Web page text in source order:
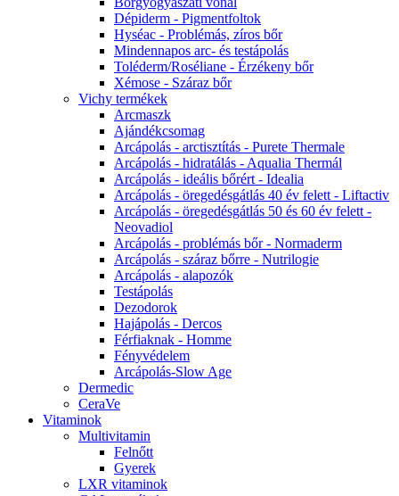
Dépiderm - Pigmentfoltok
Hyséac - Problémás, zíros bőr
Mindennapos arc- és testápolás
Toléderm/Roséliane - Érzékeny bőr
Xémose - Száraz bőr
Vichy termékek
Arcmaszk
Ajándékcsomag
Arcápolás - arctisztítás - Purete Thermale
Arcápolás - hidratálás - Aqualia Thermál
Arcápolás - ideális bőrért - Idealia
Arcápolás - öregedésgátlás 40 év felett - Liftactiv
Arcápolás - öregedésgátlás 50 és 60 év felett -
Neovadiol
Arcápolás - problémás bőr - Normaderm
Arcápolás - száraz bőrre - Nutrilogie
Arcápolás - alapozók
Testápolás
Dezodorok
Hajápolás - Dercos
Férfiaknak - Homme
Fényvédelem
Arcápolás-Slow Age
Dermedic
CeraVe
Vitaminok
Multivitamin
Felnőtt
Gyerek
LXR vitaminok